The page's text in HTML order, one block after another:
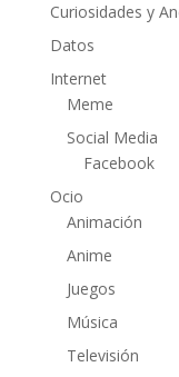
Curiosidades y
Datos
Internet
Meme
Social Media
Facebook
Ocio
Animación
Anime
Juegos
Música
Televisión